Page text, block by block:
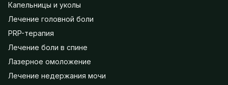
Капельницы и уколы
Лечение головной боли
PRP-терапия
Лечение боли в спине
Лазерное омоложение
Лечение недержания мочи